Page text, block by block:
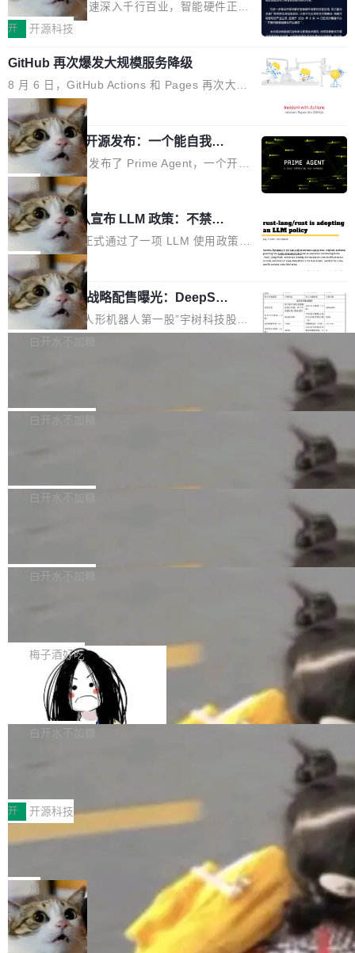
度宣传的。」 这才是真正的痛点。不是所有论文
都有问题，是最吸引眼球的那批论文最有问题。
他引用的帖子来自 Mathew Shen，一位 ICLR 2
026 的读者：「看了篇 ...
工作过。近日他在 X 上发了一条帖子，列出了他
认为现代 AI 领域最重要的三个开源项目。 第一
理由很具体。FA 系列不需要解释，但 FA2 是他
认为最重要的一个——复杂度恰到好处，刚好能
驱动你去学 CuTe，但还没被那些"邪恶的" Hopp
er++ 优化所淹没，足够容易修改和适配。 更关
键的是 FA2 的持久性...
硬件开发者日杭州站即将举行
随着万物智联加速深入千行百业，智能硬件正从
单点设备迈向智能化、网联化、协同化发展。作
鸿蒙通过统一技术底座和分布式能力，为不同类
型智能设备的开发、连接与互联提供关键支撑，
也为产业链企业探索产品创新与商业增长打开新
的空间。 8月14日，开源鸿蒙智能硬件开发者日
（OHDD：OpenHarmony Hardware Develope
r Day）将在杭州启航。活动面向智能硬件产业
链企业和开发者，邀请行业专家与资深技术顾
问，围绕开源鸿蒙技术能力、设备适配、芯片适
配、功耗与稳定性调优、兼容性测评及统一互联
等内容展开系统讲解和实战交流，帮助企业进一
步了解开源鸿蒙在智能...
开 开源科技
GitHub 再次爆发大规模服务降级
8 月 6 日，GitHub Actions 和 Pages 再次大规
模服务降级，Actions 完全不可用超过 5 小时，
webhook 停发，连自托管 runner 也因调度层故
障无法工作。Pages、Copilot code review、C
opilot coding agent 全部受影响。从检测到完全
恢复，大约 12 小时。 这是 2026 年 8 月的第六
起事故，其中四起与 AI/Copilot 服务相关。 Git
Hub 员工 kdaigle 在 HN 讨论中贴出了一组数
据：2025 年全年 10 亿次 commit。现在，每周
2.75 亿次，全年预计 140 亿次。GitHub...
局
Prime Agent 开源发布：一个能自我改
进的编程 Agent，ARC-AGI 3 超越人类
专家基线
Prime Intellect 发布了 Prime Agent，一个开源
的编程 Agent Harness，核心设计围绕两个抽
象：Recursive Language Model（RLM）和 C
ontinual Harness。在 ARC-AGI 3 基准测试
上，Prime Agent + Opus 5 的组合达到了 95.
5% RHAE Best@1，超过了 ARC 报告的人类专
家基线 95.4%。 不是又一个 coding agent 包装
器 Prime Agent 的架构和市面上大多数 coding
agent 有本质区别。大多数 agent harness 的设
计是基于早期模型的能力—...
局
Rust 项目团队宣布 LLM 政策：不禁
止，但你要承认哪些代码不是你写的
Rust 语言项目正式通过了一项 LLM 使用政策，
覆盖 rust-lang/rust 单一仓库的代码贡献。这不
是项目级别的官方立场，目前由五个团队采纳，
但它可能是主流开源项目中关于 AI 辅助贡献最
细致的一份规则。 政策的核心只有一句话：LLM
可以用来分析、提炼、审阅、建议，但不能用来
不得生成涉及安全性的关键变更，除非作者本身
局
宇树科技 IPO 战略配售曝光：DeepSe
ek 获配 93.3 万股，锁定 36 个月
8月6日晚间，“人形机器人第一股”宇树科技股份
有限公司披露IPO发行价格及战略配售结果，杭
36个月。 公告显示，本次宇树科技战略配售对
员工参与设立的专项资产管理计划。其中，Dee
获配9...
白开水不加糖
Bug fixes and enhancements 修复多次传递同
一个回归问题，该问题导致拉取镜像时会拒绝包
题，该问题可能导致在旧版 Linux 内核...
白开水不加糖
e 孵化器项目管理委员会（IPMC）投票中获得
P）！这一里程碑不仅标志着 Fluss 迈入新的发
白开水不加糖
长期停止内容更新，未能实现其作为“AI版维基百
提交的编辑请求也长期处于待处理状态。 Groki
pedia 于去年底上线，定位为由人工智能生成内
容的百科平台，被马斯克视为传统众包百科网站
维基百科的替代方案。Lawfare 调查发现，无论
热门页面还是低关注度页面，均未出现近期更
白开水不加糖
是这样的：配 MessageSource 的 Bean、写 R
eloadableResourceBundleMessageSource、
声明 LocaleResolver、注册 LocaleChangeInt
erceptor…五六步之后才能看到第一行翻译文
本。 Solon 换了个方式。整个 i18n 模块围绕三
梅子酒好吃
Apache Doris 4.1 全面增强 Iceberg：
支持 UPDATE、MERGE INTO 与 Iceb
erg V3
Apache Doris 4.1 要补齐的，正是缺失的那一
半。在已有查询能力的基础上，Doris 进一步支
常维护操作，并完整支持 Iceberg V3 格式。
白开水不加糖
村国家自主创新示范区会议中心开幕。本届大会
由中关村智联软件服务业质量创新联盟主办，以
“智构可信·质创未来——AI原生时代的质量新范
式”为主题，直面AI从实验室走向规模化产业落地
的核心质量命题。会上，《2026智能研发生产力
工具选型手册》发布，Testin云测的Testin XAge
nt智能测试系统入选AI测试领域代表产品。对CI
O而言，这提示了一个转变：AI测试正在从效率
开 开源科技
让非法状态不可表示：一篇关于 ADT
有一种东西，一旦用过就回不去了。Alex Fedos
eev 管它叫"软件设计的基石"。 他说的东西不新
鲜——代数数据类型（ADT），尤其是和类型
（sum type）。但他说清楚了一件事：这不是类
型系统的学术体操，是日常编码的思维方式。 文
局
Cloudflare 开源内部企业 AI 平台 Clou
dflare OS
Cloudflare 发布了一个开源项目 Cloudflare O